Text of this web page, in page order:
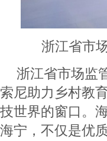
浙江省市
浙江省市场监
索尼助力乡村教
技世界的窗口。
海宁，不仅是优